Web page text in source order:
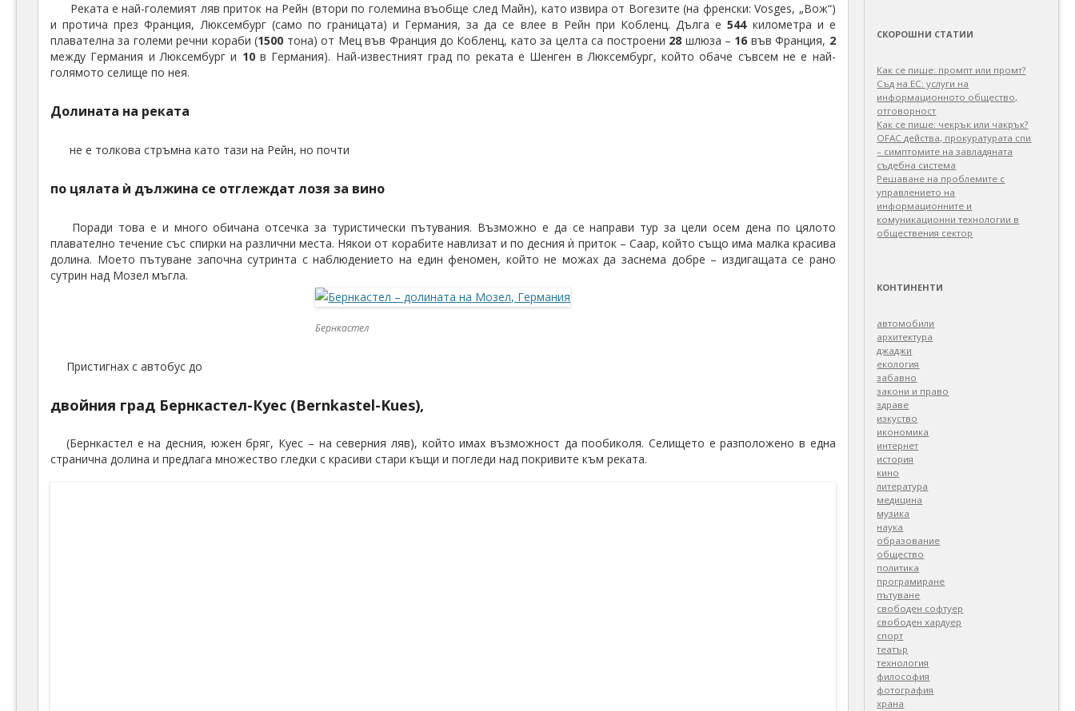
Реката е най-големият ляв приток на Рейн (втори по големина въобще след Майн), като извира от Вогезите (на френски: Vosges, „Вож“)
и протича през Франция, Люксембург (само по границата) и Германия, за да се влее в Рейн при Кобленц. Дълга е544километра и е
плавателна за големи речни кораби (1500 тона) от Мец във Франция до Кобленц, като за целта са построени 28 шлюза – 16 във Франция, 2
между Германия и Люксембург и 10в Германия). Най-известният град по реката е Шенген в Люксембург, който обаче съвсем не е най-
голямото селище по нея.
Долината на реката
не е толкова стръмна като тази на Рейн, но почти
по цялата ѝ дължина се отглеждат лозя за вино
Поради това е и много обичана отсечка за туристически пътувания. Възможно е да се направи тур за цели осем дена по цялото
плавателно течение със спирки на различни места. Някои от корабите навлизат и по десния ѝ приток – Саар, който също има малка красива
долина. Моето пътуване започна сутринта с наблюдението на един феномен, който не можах да заснема добре – издигащата се рано
сутрин над Мозел мъгла.
Бернкастел
Пристигнах с автобус до
двойния град Бернкастел-Куес (Bernkastel-Kues),
(Бернкастел е на десния, южен бряг, Куeс – на северния ляв), който имах възможност да пообиколя. Селището е разположено в една
странична долина и предлага множество гледки с красиви стари къщи и погледи над покривите към реката.
СКОРОШНИ СТАТИИ
Как се пише: промпт или промт?
Съд на ЕС: услуги на
информационното общество,
отговорност
Как се пише: чекрък или чакрък?
OFAC действа, прокуратурата спи
– симптомите на завладяната
съдебна система
Решаване на проблемите с
управлението на
информационните и
комуникационни технологии в
обществения сектор
КОНТИНЕНТИ
автомобили
архитектура
джаджи
екология
забавно
закони и право
здраве
изкуство
икономика
интернет
история
кино
литература
медицина
музика
наука
образование
общество
политика
програмиране
пътуване
свободен софтуер
свободен хардуер
спорт
театър
технология
философия
фотография
храна